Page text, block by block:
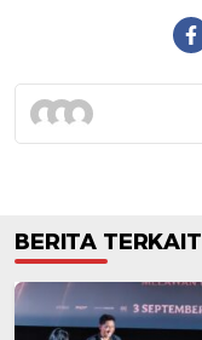
BERITA TERKAIT